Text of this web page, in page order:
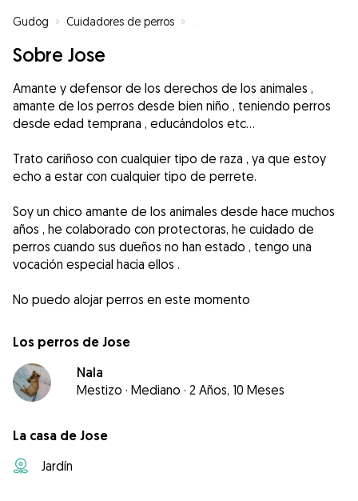
Gudog » Cuidadores de perros »
Sobre Jose
Amante y defensor de los derechos de los animales ,
amante de los perros desde bien niño , teniendo perros
desde edad temprana , educándolos etc...
Trato cariñoso con cualquier tipo de raza , ya que estoy
echo a estar con cualquier tipo de perrete.
Soy un chico amante de los animales desde hace muchos
años , he colaborado con protectoras, he cuidado de
perros cuando sus dueños no han estado , tengo una
vocación especial hacia ellos .
No puedo alojar perros en este momento
Los perros de Jose
Nala
Mestizo · Mediano · 2 Años, 10 Meses
La casa de Jose
Jardín